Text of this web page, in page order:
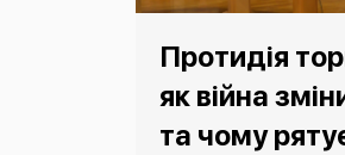
Протидія
як війна
та чому